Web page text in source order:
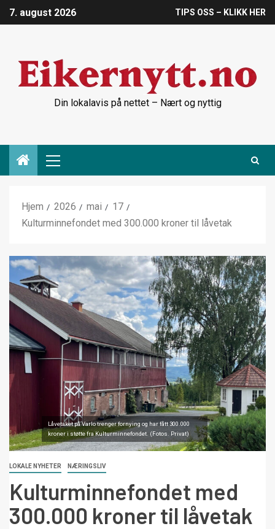
7. august 2026 TIPS OSS – KLIKK HER
Din lokalavis på nettet – Nært og nyttig
Hjem 2026 mai
17
Kulturminnefondet med 300.000 kroner til låvetak
Låvetaket på Varlo trenger fornying og har fått 300.000
kroner i støtte fra Kulturminnefondet. (Fotos. Privat)
LOKALE NYHETER NÆRINGSLIV
Kulturminnefondet med
300.000 kroner til låvetak